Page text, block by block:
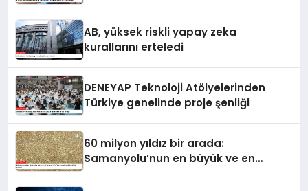
AB, yüksek riskli yapay zeka
kurallarını erteledi
DENEYAP Teknoloji Atölyelerinden
Türkiye genelinde proje şenliği
60 milyon yıldız bir arada:
Samanyolu’nun en büyük ve en